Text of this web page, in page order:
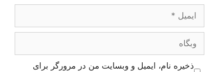
وبگاه
ذخیره نام، ایمیل و وبسایت من در مرورگر برای